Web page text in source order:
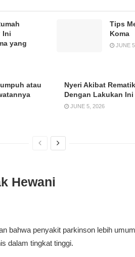
Ini
yang
Tips
Koma
JUNE
atau
Nyeri Akibat
Dengan Lakukan Ini
JUNE 5, 2026
Hewani
bahwa penyakit parkinson lebih
dalam tingkat tinggi.